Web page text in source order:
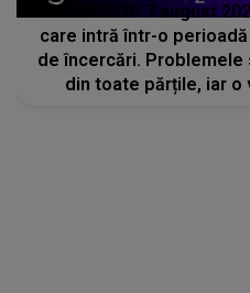
HOROSCOP 7 august
care intră într-o
de încercări. Problemele
din toate părțile, iar o